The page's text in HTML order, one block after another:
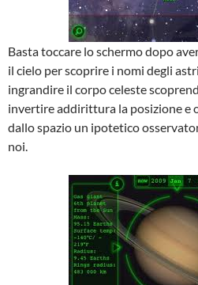
Basta toccare lo schermo dopo
il cielo per scoprire i nomi degli
ingrandire il corpo celeste
invertire addirittura la posizione e
dallo spazio un ipotetico
noi.